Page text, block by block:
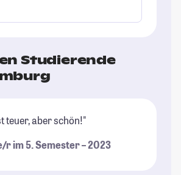
Studierende
teuer, aber schön!"
r im 5. Semester – 2023